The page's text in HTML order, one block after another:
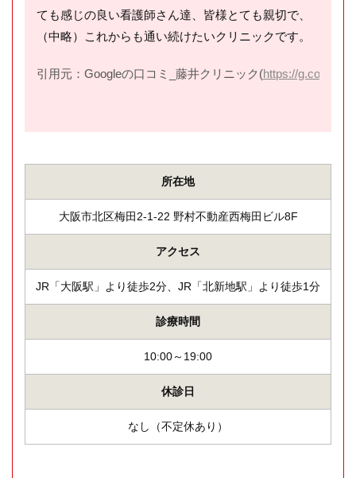
ても感じの良い看護師さん達、皆様とても親切で、
（中略）これからも通い続けたいクリニックです。
引用元：Googleの口コミ_藤井クリニック(https://g.co/kgs/
所在地
大阪市北区梅田2-1-22 野村不動産西梅田ビル8F
アクセス
JR「大阪駅」より徒歩2分、JR「北新地駅」より徒歩1分
診療時間
10:00～19:00
休診日
なし（不定休あり）